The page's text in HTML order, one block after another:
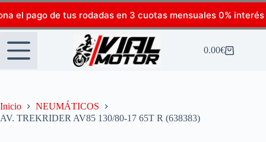
el pago de tus rodadas en 3 cuotas mensuales 0% interés
0.00€
Inicio
NEUMÁTICOS
AV. TREKRIDER AV85 130/80-17 65T R (638383)